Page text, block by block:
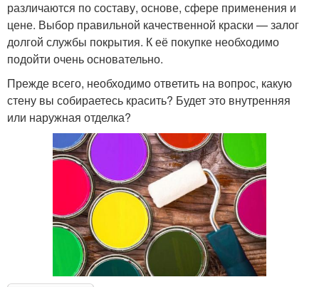
различаются по составу, основе, сфере применения и
цене. Выбор правильной качественной краски — залог
долгой службы покрытия. К её покупке необходимо
подойти очень основательно.
Прежде всего, необходимо ответить на вопрос, какую
стену вы собираетесь красить? Будет это внутренняя
или наружная отделка?